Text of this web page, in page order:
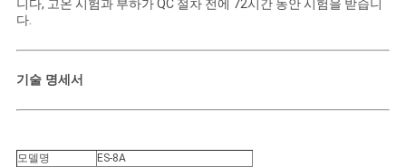
니다, 고온 시험과 부하가 QC 절차 전에 72시간 동안 시험을 받습니
다.
기술 명세서
모델명
ES-8A